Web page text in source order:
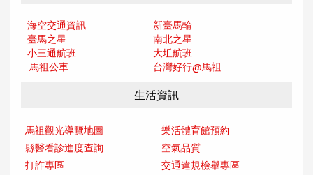
海空交通資訊
新臺馬輪
臺馬之星
南北之星
小三通航班
大坵航班
馬祖公車
台灣好行@馬祖
生活資訊
馬祖觀光導覽地圖
樂活體育館預約
縣醫看診進度查詢
空氣品質
打詐專區
交通違規檢舉專區